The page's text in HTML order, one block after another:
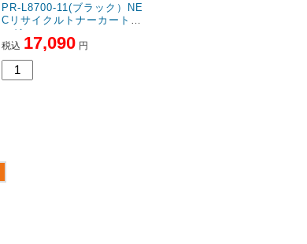
PR-L8700-11(ブラック）NE
Cリサイクルトナーカートリ
ッジ
税込 17,090 円